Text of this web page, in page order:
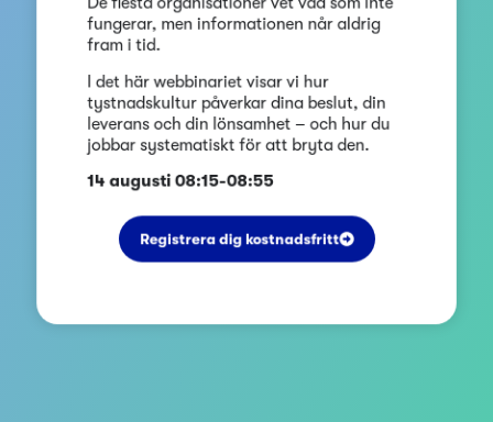
fungerar, men informationen når aldrig
fram i tid.
I det här webbinariet visar vi hur
tystnadskultur påverkar dina beslut, din
leverans och din lönsamhet – och hur du
jobbar systematiskt för att bryta den.
14 augusti 08:15-08:55
Registrera dig kostnadsfritt